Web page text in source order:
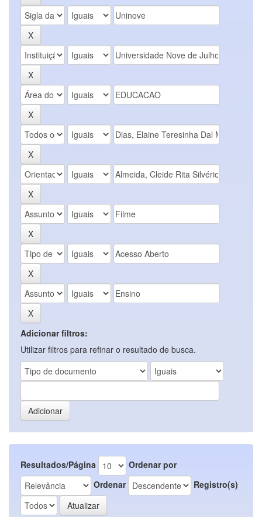
Adicionar filtros:
Utilizar filtros para refinar o resultado de busca.
Resultados/Página
Ordenar por
Ordenar
Registro(s)